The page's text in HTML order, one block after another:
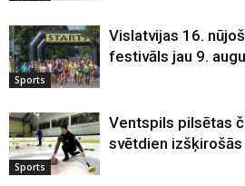
Sports
Vislatvijas 16.
festivāls jau 9.
Sports
Ventspils pilsētas
svētdien